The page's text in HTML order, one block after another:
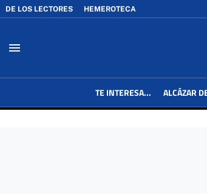
DE LOS LECTORES HEMEROTECA
menu
TE INTERESA... ALCÁZAR